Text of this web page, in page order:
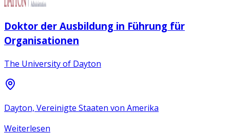
Doktor der Ausbildung in Führung für
Organisationen
The University of Dayton
Dayton, Vereinigte Staaten von Amerika
Weiterlesen